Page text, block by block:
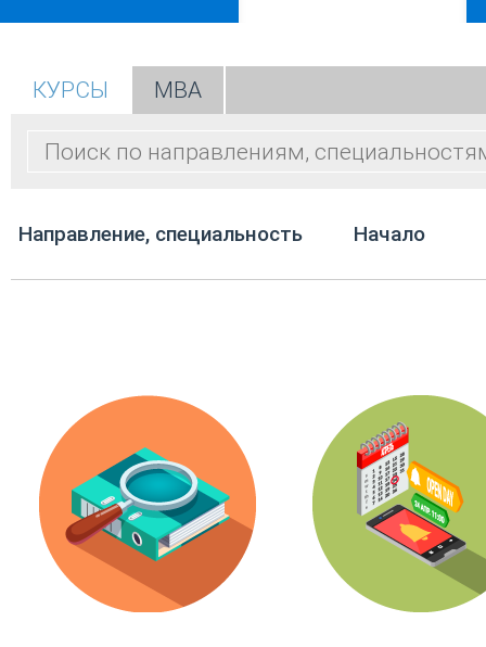
КУРСЫ МВА
Направление, специальность Начало